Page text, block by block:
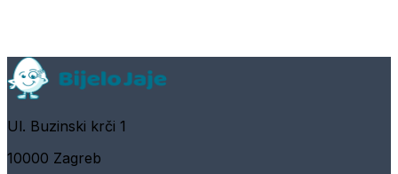
Ul. Buzinski krči 1
10000 Zagreb